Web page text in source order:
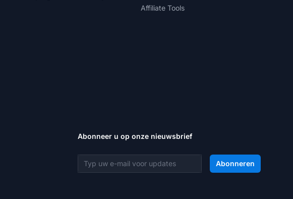
Affiliate Tools
Abonneer u op onze nieuwsbrief
E-mailadres Abonneren